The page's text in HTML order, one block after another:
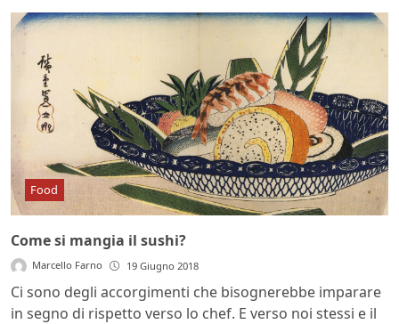
Food
Come si mangia il sushi?
Marcello Farno 19 Giugno 2018
Ci sono degli accorgimenti che bisognerebbe imparare
in segno di rispetto verso lo chef. E verso noi stessi e il